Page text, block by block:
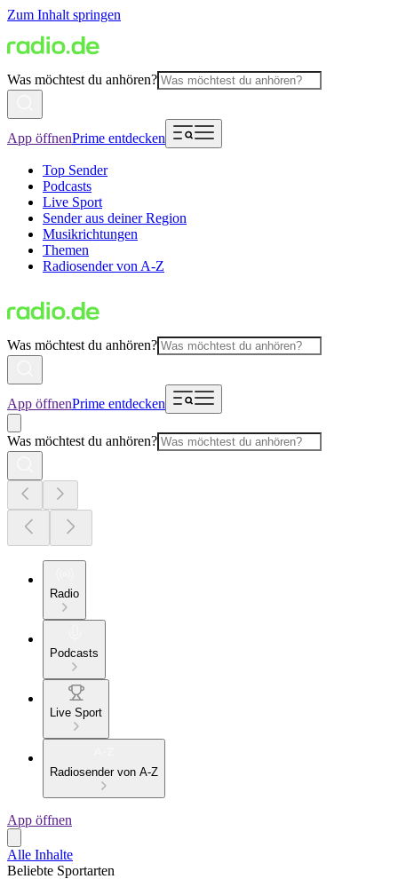
Zum Inhalt springen
Was möchtest du anhören?
App öffnenPrime entdecken
Top Sender
Podcasts
Live Sport
Sender aus deiner Region
Musikrichtungen
Themen
Radiosender von A-Z
Was möchtest du anhören?
App öffnenPrime entdecken
Was möchtest du anhören?
Radio
Podcasts
Live Sport
Radiosender von A-Z
App öffnen
Alle Inhalte
Beliebte Sportarten